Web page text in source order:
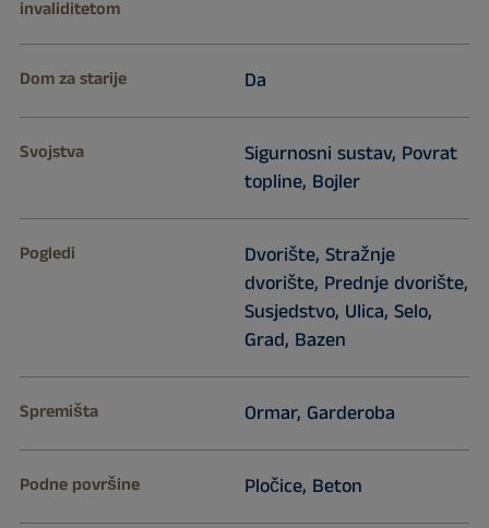
invaliditetom
Dom za starije Da
Svojstva
Sigurnosni sustav, Povrat
topline, Bojler
Pogledi
Dvorište, Stražnje
dvorište, Prednje dvorište,
Susjedstvo, Ulica, Selo,
Grad, Bazen
Spremišta Ormar, Garderoba
Podne površine Pločice, Beton